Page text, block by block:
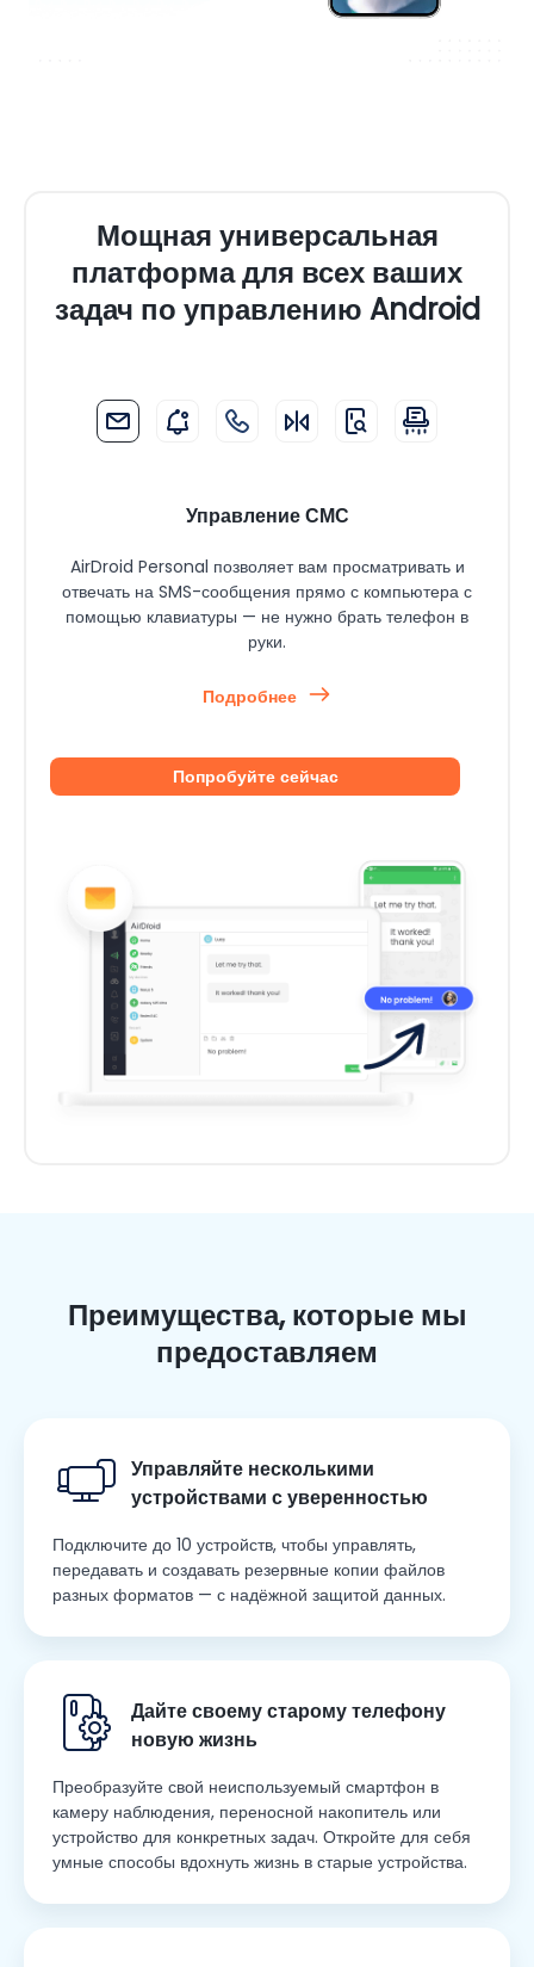
Мощная универсальная
платформа для всех ваших
задач по управлению Android
Управление СМС
AirDroid Personal позволяет вам просматривать и
отвечать на SMS-сообщения прямо с компьютера с
помощью клавиатуры — не нужно брать телефон в
руки.
Подробнее
Попробуйте сейчас
Преимущества, которые мы
предоставляем
Управляйте несколькими
устройствами с уверенностью
Подключите до 10 устройств, чтобы управлять,
передавать и создавать резервные копии файлов
разных форматов — с надёжной защитой данных.
Дайте своему старому телефону
новую жизнь
Преобразуйте свой неиспользуемый смартфон в
камеру наблюдения, переносной накопитель или
устройство для конкретных задач. Откройте для себя
умные способы вдохнуть жизнь в старые устройства.